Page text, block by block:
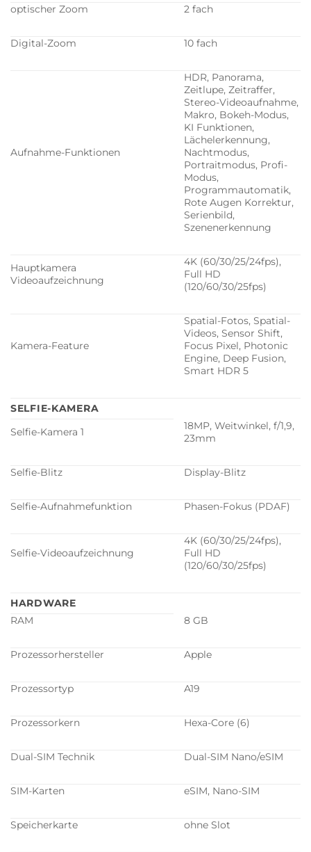
optischer Zoom 2 fach
Digital-Zoom 10 fach
Aufnahme-Funktionen
HDR, Panorama,
Zeitlupe, Zeitraffer,
Stereo-Videoaufnahme,
Makro, Bokeh-Modus,
KI Funktionen,
Lächelerkennung,
Nachtmodus,
Portraitmodus, Profi-
Modus,
Programmautomatik,
Rote Augen Korrektur,
Serienbild,
Szenenerkennung
Hauptkamera
Videoaufzeichnung
4K (60/30/25/24fps),
Full HD
(120/60/30/25fps)
Kamera-Feature
Spatial-Fotos, Spatial-
Videos, Sensor Shift,
Focus Pixel, Photonic
Engine, Deep Fusion,
Smart HDR 5
SELFIE-KAMERA
Selfie-Kamera 1
18MP, Weitwinkel, f/1,9,
23mm
Selfie-Blitz Display-Blitz
Selfie-Aufnahmefunktion Phasen-Fokus (PDAF)
Selfie-Videoaufzeichnung
4K (60/30/25/24fps),
Full HD
(120/60/30/25fps)
HARDWARE
RAM
8 GB
Prozessorhersteller Apple
Prozessortyp A19
Prozessorkern Hexa-Core (6)
Dual-SIM Technik Dual-SIM Nano/eSIM
SIM-Karten eSIM, Nano-SIM
Speicherkarte ohne Slot